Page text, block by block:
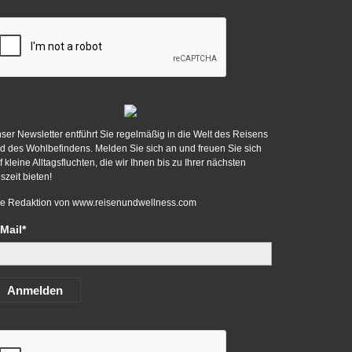
Newsletter entführt Sie regelmäßig in die Welt des Reisens
des Wohlbefindens. Melden Sie sich an und freuen Sie sich
kleine Alltagsfluchten, die wir Ihnen bis zu Ihrer nächsten
bieten!
Redaktion von www.reisenundwellness.com
Anmelden